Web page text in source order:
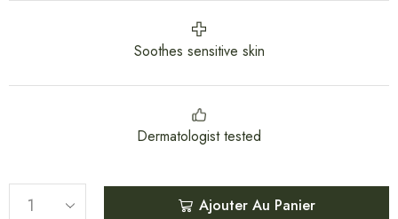
Soothes sensitive skin
Dermatologist tested
Ajouter Au Panier